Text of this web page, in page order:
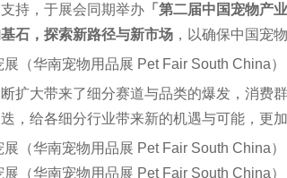
持，于展会同期举办「第二届中国宠物产业
石，探索新路径与新市场，以确保中国宠
扩大带来了细分赛道与品类的爆发，消费
，给各细分行业带来新的机遇与可能，更